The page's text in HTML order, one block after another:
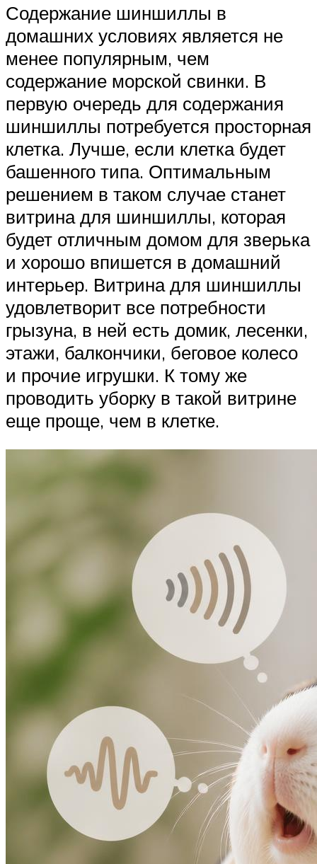
Содержание шиншиллы в
домашних условиях является не
менее популярным, чем
содержание морской свинки. В
первую очередь для содержания
шиншиллы потребуется просторная
клетка. Лучше, если клетка будет
башенного типа. Оптимальным
решением в таком случае станет
витрина для шиншиллы, которая
будет отличным домом для зверька
и хорошо впишется в домашний
интерьер. Витрина для шиншиллы
удовлетворит все потребности
грызуна, в ней есть домик, лесенки,
этажи, балкончики, беговое колесо
и прочие игрушки. К тому же
проводить уборку в такой витрине
еще проще, чем в клетке.